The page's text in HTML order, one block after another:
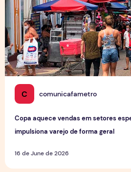
C comunicafametro
Copa aquece vendas em setores
impulsiona varejo de forma geral
16 de June de 2026